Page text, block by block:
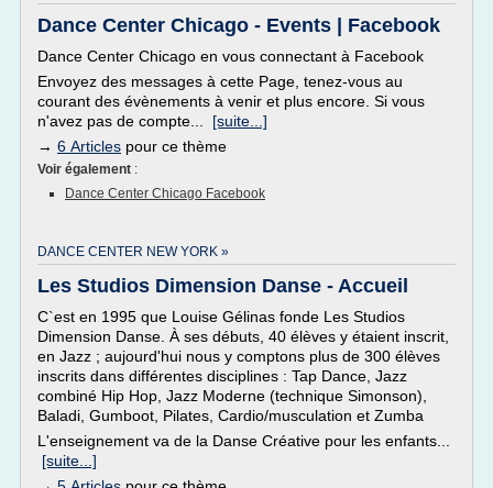
Dance Center Chicago - Events | Facebook
Dance Center Chicago en vous connectant à Facebook
Envoyez des messages à cette Page, tenez-vous au
courant des évènements à venir et plus encore. Si vous
n'avez pas de compte... [suite...]
→ 6 Articles pour ce thème
Voir également :
Dance Center Chicago Facebook
DANCE CENTER NEW YORK »
Les Studios Dimension Danse - Accueil
C`est en 1995 que Louise Gélinas fonde Les Studios
Dimension Danse. À ses débuts, 40 élèves y étaient inscrit,
en Jazz ; aujourd'hui nous y comptons plus de 300 élèves
inscrits dans différentes disciplines : Tap Dance, Jazz
combiné Hip Hop, Jazz Moderne (technique Simonson),
Baladi, Gumboot, Pilates, Cardio/musculation et Zumba
L'enseignement va de la Danse Créative pour les enfants...
[suite...]